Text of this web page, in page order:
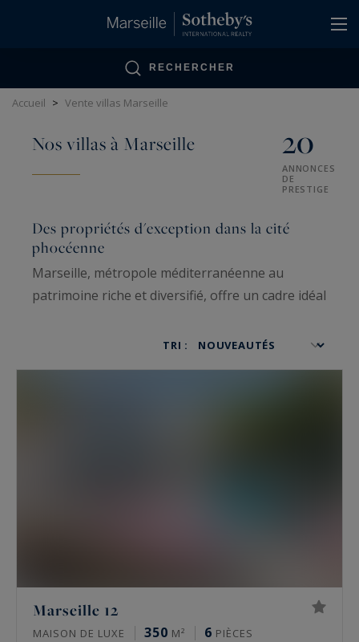
RECHERCHER
Accueil > Vente villas Marseille
Nos villas à Marseille 20
ANNONCES
DE
PRESTIGE
Des propriétés d'exception dans la cité
phocéenne
Marseille, métropole méditerranéenne au
patrimoine riche et diversifié, offre un cadre idéal
azur et collines verdoyantes, la cité phocéenne
TRI :
Marseille 12
MAISON DE LUXE 350 M² 6 PIÈCES